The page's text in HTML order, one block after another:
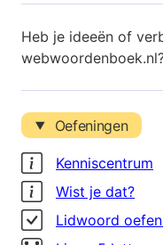
Heb je ideeën of
Oefeningen
Kenniscentrum
Wist je dat?
Lidwoord